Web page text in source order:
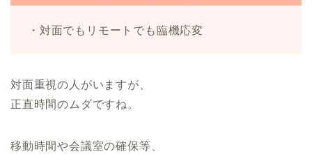
・対面でもリモートでも臨機応変
対面重視の人がいますが、
正直時間のムダですね。
移動時間や会議室の確保等、